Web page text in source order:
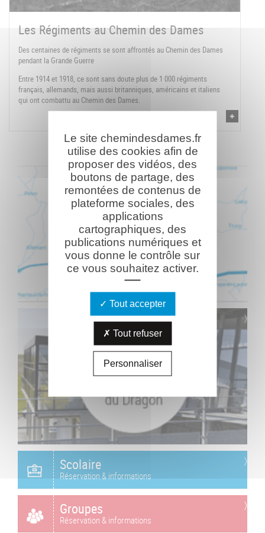
Les Régiments au Chemin des Dames
Des centaines de régiments se sont affrontés au Chemin des Dames
pendant la Grande Guerre
Entre 1914 et 1918, ce sont sans doute plus de 1 000 régiments
français, allemands, mais aussi britanniques, américains et italiens
qui ont combattu au Chemin des Dames.
Scolaire
Réservation & informations
Groupes
Réservation & informations
Le site chemindesdames.fr
utilise des cookies afin de
proposer des vidéos, des
boutons de partage, des
remontées de contenus de
plateforme sociales, des
applications
cartographiques, des
publications numériques et
vous donne le contrôle sur
ce vous souhaitez activer.
Tout accepter
Tout refuser
Personnaliser